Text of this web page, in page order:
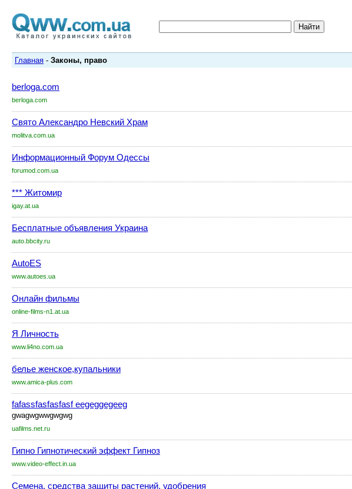
Главная - Законы, право
berloga.com
berloga.com
Свято Александро Невский Храм
molitva.com.ua
Информационный Форум Одессы
forumod.com.ua
*** Житомир
igay.at.ua
Бесплатные объявления Украина
auto.bbcity.ru
AutoES
www.autoes.ua
Онлайн фильмы
online-films-n1.at.ua
Я Личность
www.li4no.com.ua
белье женское,купальники
www.amica-plus.com
fafassfasfasfasf eegeggegeeg
gwagwgwwgwgwg
uafilms.net.ru
Гипно Гипнотический эффект Гипноз
www.video-effect.in.ua
Семена, средства защиты растений, удобрения